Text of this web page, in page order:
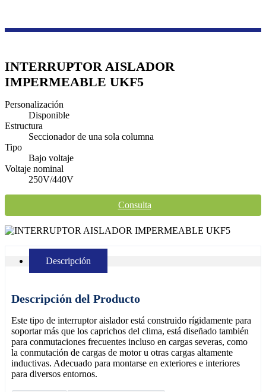
INTERRUPTOR AISLADOR
IMPERMEABLE UKF5
Personalización
Disponible
Estructura
Seccionador de una sola columna
Tipo
Bajo voltaje
Voltaje nominal
250V/440V
Consulta
Descripción
Descripción del Producto
Este tipo de interruptor aislador está construido rígidamente para
soportar más que los caprichos del clima, está diseñado también
para conmutaciones frecuentes incluso en cargas severas, como
la conmutación de cargas de motor u otras cargas altamente
inductivas. Adecuado para montarse en exteriores e interiores
para diversos entornos.